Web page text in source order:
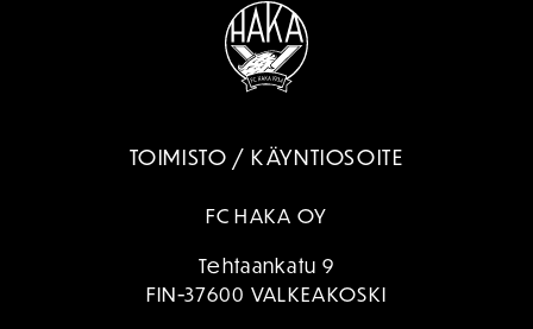
TOIMISTO / KÄYNTIOSOITE
FC HAKA OY
Tehtaankatu 9
FIN-37600 VALKEAKOSKI